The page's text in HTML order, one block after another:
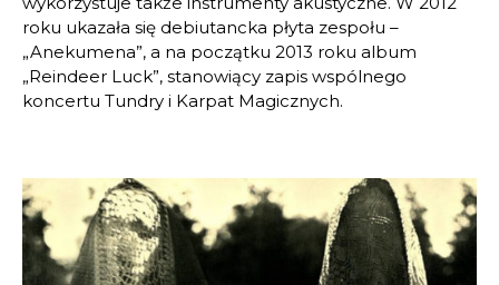
roku ukazała się debiutancka płyta zespołu –
„Anekumena”, a na początku 2013 roku album
„Reindeer Luck”, stanowiący zapis wspólnego
koncertu Tundry i Karpat Magicznych.